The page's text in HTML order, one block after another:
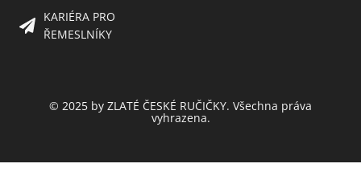
KARIÉRA PRO
ŘEMESLNÍKY
© 2025 by ZLATÉ ČESKÉ RUČIČKY. Všechna práva
vyhrazena.